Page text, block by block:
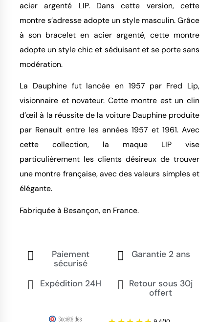
acier argenté LIP. Dans cette version, cette
montre s’adresse adopte un style masculin. Grâce
à son bracelet en acier argenté, cette montre
adopte un style chic et séduisant et se porte sans
modération.
La Dauphine fut lancée en 1957 par Fred Lip,
visionnaire et novateur. Cette montre est un clin
d’œil à la réussite de la voiture Dauphine produite
par Renault entre les années 1957 et 1961. Avec
cette collection, la maque LIP vise
particulièrement les clients désireux de trouver
une montre française, avec des valeurs simples et
élégante.
Fabriquée à Besançon, en France.
Paiement
sécurisé
Garantie 2 ans
Expédition 24H
Retour sous 30j
offert